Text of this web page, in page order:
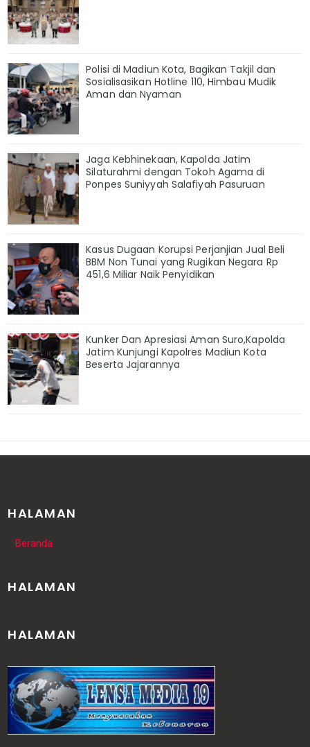
Polisi di Madiun Kota, Bagikan Takjil dan
Sosialisasikan Hotline 110, Himbau Mudik
Aman dan Nyaman
Jaga Kebhinekaan, Kapolda Jatim
Silaturahmi dengan Tokoh Agama di
Ponpes Suniyyah Salafiyah Pasuruan
Kasus Dugaan Korupsi Perjanjian Jual Beli
BBM Non Tunai yang Rugikan Negara Rp
451,6 Miliar Naik Penyidikan
Kunker Dan Apresiasi Aman Suro,Kapolda
Jatim Kunjungi Kapolres Madiun Kota
Beserta Jajarannya
HALAMAN
Beranda
HALAMAN
HALAMAN